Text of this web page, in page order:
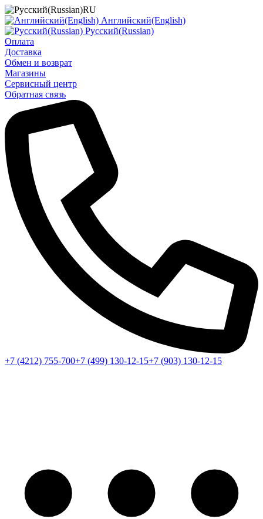
RU
Английский(English)
Русский(Russian)
Оплата
Доставка
Обмен и возврат
Магазины
Сервисный центр
Обратная связь
+7 (4212) 755-700+7 (499) 130-12-15+7 (903) 130-12-15